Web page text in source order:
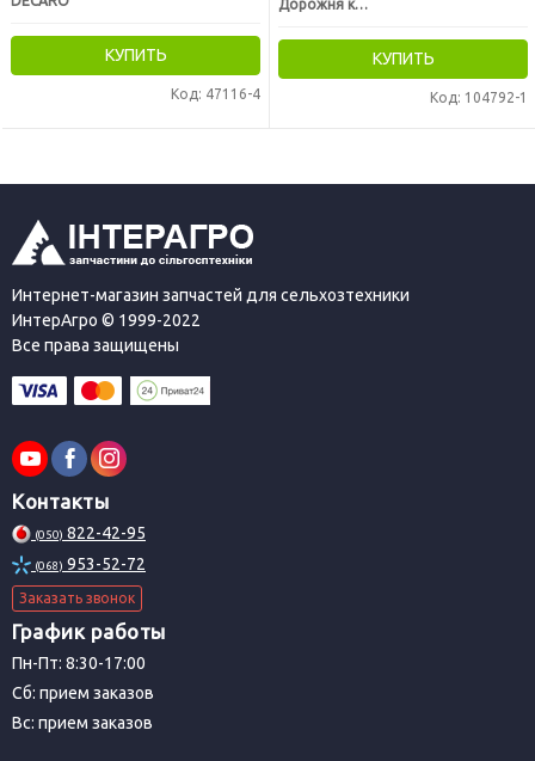
КУПИТЬ
Код: 47116-4
Дорожня карта
КУПИТЬ
Код: 104792-1
Интернет-магазин запчастей для сельхозтехники
ИнтерАгро © 1999-2022
Все права защищены
Контакты
(050) 822-42-95
(068) 953-52-72
Заказать звонок
График работы
Пн-Пт: 8:30-17:00
Сб: прием заказов
Вс: прием заказов